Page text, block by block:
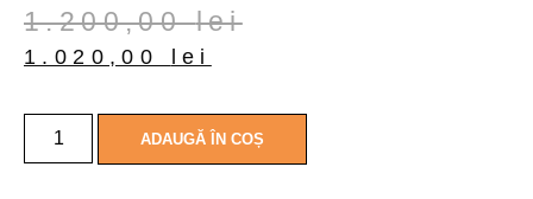
1.200,00lei
1.020,00 lei
ADAUGĂ ÎN COȘ